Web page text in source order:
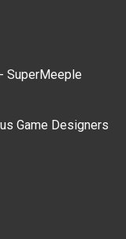
SuperMeeple
Game Designers